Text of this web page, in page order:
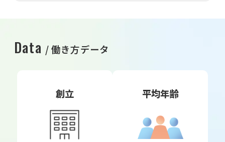
Data 働き方データ
創立 平均年齢